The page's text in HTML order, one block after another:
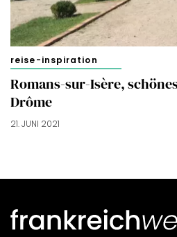
reise-inspiration
Romans-sur-Isère,
Drôme
21. JUNI 2021